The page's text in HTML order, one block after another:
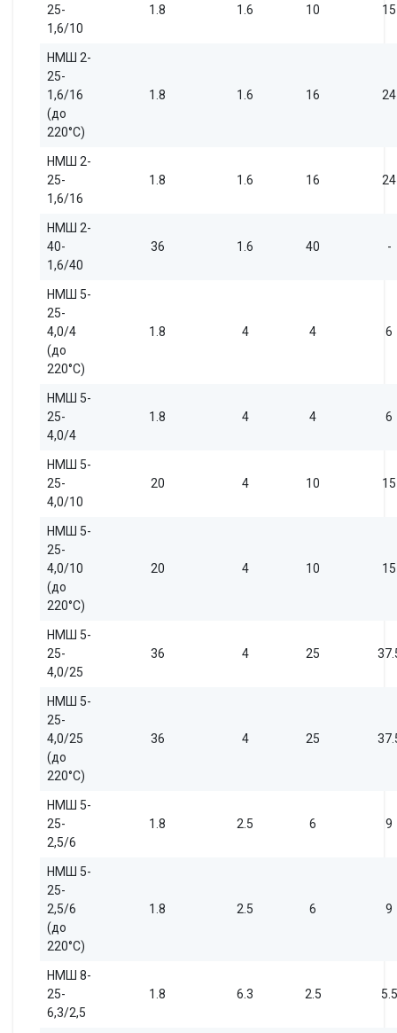
25-
1,6/10
1.8 1.6 10 15
НМШ 2-
25-
1,6/16
(до
220°С)
1.8 1.6 16 24
НМШ 2-
25-
1,6/16
1.8 1.6 16 24
НМШ 2-
40-
1,6/40
36 1.6 40 -
НМШ 5-
25-
4,0/4
(до
220°С)
1.8 4 4 6
НМШ 5-
25-
4,0/4
1.8 4 4 6
НМШ 5-
25-
4,0/10
20 4 10 15
НМШ 5-
25-
4,0/10
(до
220°С)
20 4 10 15
НМШ 5-
25-
4,0/25
36 4 25
НМШ 5-
25-
4,0/25
(до
220°С)
36 4 25
НМШ 5-
25-
2,5/6
1.8 2.5 6 9
НМШ 5-
25-
2,5/6
(до
220°С)
1.8 2.5 6 9
НМШ 8-
25-
6,3/2,5
1.8 6.3 2.5 5.5